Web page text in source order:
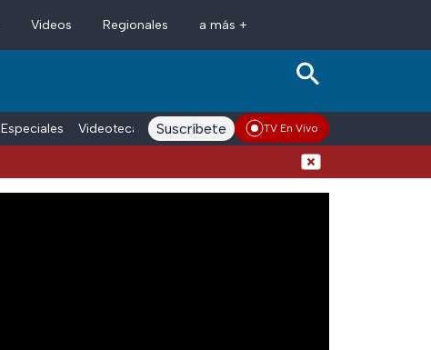
Videos Regionales a más +
Especiales Videoteca Conductores Voces adn Noticias
Suscríbete TV En Vivo